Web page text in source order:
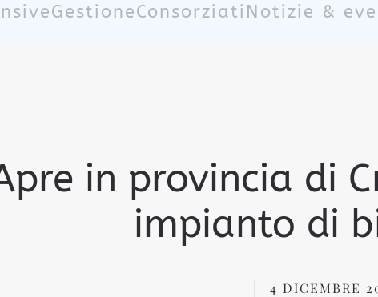
GestioneConsorziati Notizie &
in provincia di
impianto di
4 DICEMBRE